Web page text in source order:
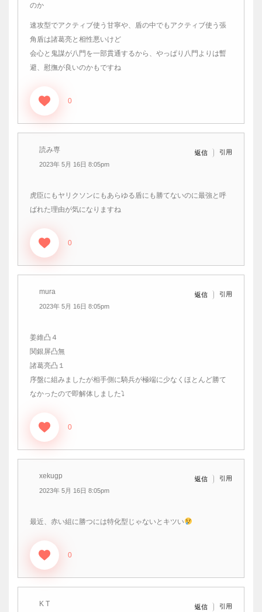
のか
速攻型でアクティブ使う甘寧や、盾の中でもアクティブ使う張
角盾は諸葛亮と相性悪いけど
会心と鬼謀が八門を一部貫通するから、やっぱり八門よりは暫
避、慰撫が良いのかもですね
0
読み専
2023年 5月 16日 8:05pm
返信 引用
虎臣にもヤリクソンにもあらゆる盾にも勝てないのに最強と呼
ばれた理由が気になりますね
0
mura
2023年 5月 16日 8:05pm
返信 引用
姜維凸４
関銀屏凸無
諸葛亮凸１
序盤に組みましたが相手側に騎兵が極端に少なくほとんど勝て
なかったので即解体しました⤵
0
xekugp
2023年 5月 16日 8:05pm
返信 引用
最近、赤い組に勝つには特化型じゃないとキツい
0
K T 返信 引用